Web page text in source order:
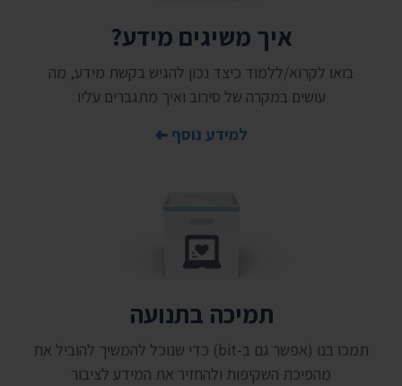
איך משיגים מידע?
בואו לקרוא/ללמוד כיצד נכון להגיש בקשת מידע, מה
עושים במקרה של סירוב ואיך מתגברים עליו
למידע נוסף
תמיכה בתנועה
תמכו בנו (אפשר גם ב-bit) כדי שנוכל להמשיך להוביל את
מהפיכת השקיפות ולהחזיר את המידע לציבור